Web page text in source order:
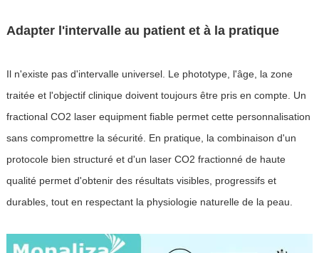
Adapter l'intervalle au patient et à la pratique
Il n'existe pas d'intervalle universel. Le phototype, l'âge, la zone
traitée et l'objectif clinique doivent toujours être pris en compte. Un
fractional CO2 laser equipment fiable permet cette personnalisation
sans compromettre la sécurité. En pratique, la combinaison d'un
protocole bien structuré et d'un laser CO2 fractionné de haute
qualité permet d'obtenir des résultats visibles, progressifs et
durables, tout en respectant la physiologie naturelle de la peau.